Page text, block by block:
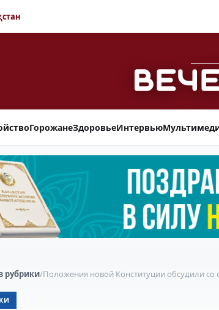
ГорожанеЗдоровьеИнтервью
рубрики/Положения новой Конституции обсудили